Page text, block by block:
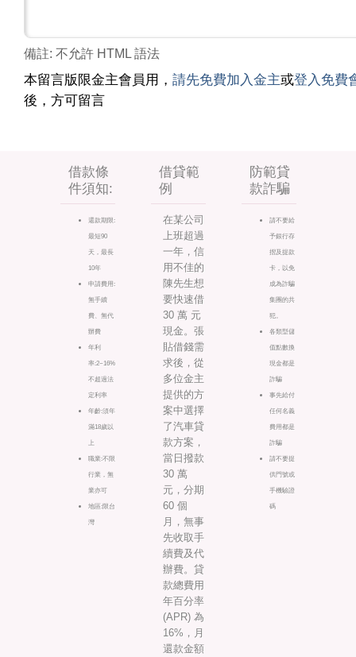
備註: 不允許 HTML 語法
本留言版限金主會員用， 請先免費加入金主或登入免費
後，方可留言
借款條
件須知:
還款期限:
最短90
天，最長
10年
申請費用:
無手續
費、無代
辦費
年利
率:2~16%
不超過法
定利率
年齡:須年
滿18歲以
上
職業:不限
行業，無
業亦可
地區:限台
灣
借貸範
例
在某公司
上班超過
一年，信
用不佳的
陳先生想
要快速借
30 萬 元
現金。張
貼借錢需
求後，從
多位金主
提供的方
案中選擇
了汽車貸
款方案，
當日撥款
30 萬
元，分期
60 個
月，無事
先收取手
續費及代
辦費。貸
款總費用
年百分率
(APR) 為
16%，月
還款金額
防範貸
款詐騙
請不要給
予銀行存
摺及提款
卡，以免
成為詐騙
集團的共
犯。
各類型儲
值點數換
現金都是
詐騙
事先給付
任何名義
費用都是
詐騙
請不要提
供門號或
手機驗證
碼